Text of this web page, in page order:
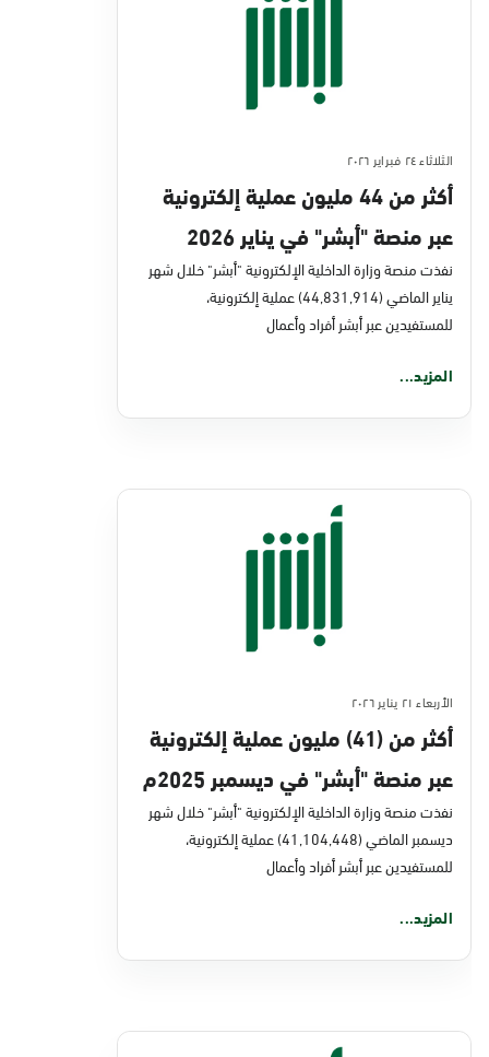
الثلاثاء ٢٤ فبراير ٢٠٢٦
أكثر من 44 مليون عملية إلكترونية
عبر منصة "أبشر" في يناير 2026
نفذت منصة وزارة الداخلية الإلكترونية "أبشر" خلال شهر
يناير الماضي (44,831,914) عملية إلكترونية،
للمستفيدين عبر أبشر أفراد وأعمال
المزيد...
الأربعاء ٢١ يناير ٢٠٢٦
أكثر من (41) مليون عملية إلكترونية
عبر منصة "أبشر" في ديسمبر 2025م
نفذت منصة وزارة الداخلية الإلكترونية "أبشر" خلال شهر
ديسمبر الماضي (41,104,448) عملية إلكترونية،
للمستفيدين عبر أبشر أفراد وأعمال
المزيد...